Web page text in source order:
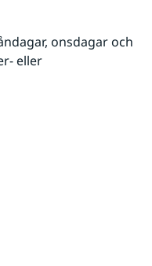
onsdagar och
eller